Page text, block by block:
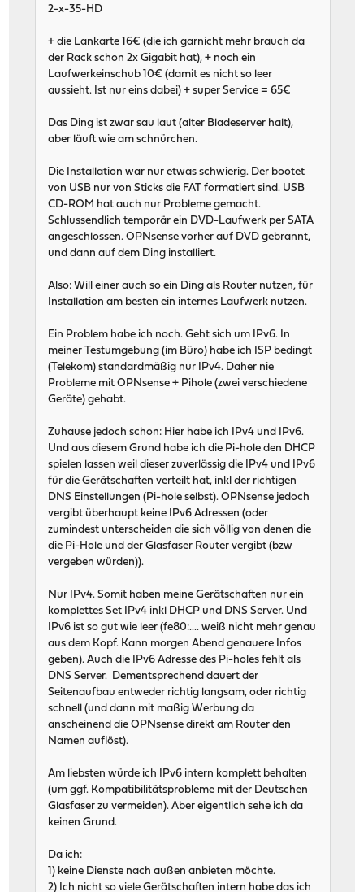
2-x-35-HD
+ die Lankarte 16€ (die ich garnicht mehr brauch da
der Rack schon 2x Gigabit hat), + noch ein
Laufwerkeinschub 10€ (damit es nicht so leer
aussieht. Ist nur eins dabei) + super Service = 65€
Das Ding ist zwar sau laut (alter Bladeserver halt),
aber läuft wie am schnürchen.
Die Installation war nur etwas schwierig. Der bootet
von USB nur von Sticks die FAT formatiert sind. USB
CD-ROM hat auch nur Probleme gemacht.
Schlussendlich temporär ein DVD-Laufwerk per SATA
angeschlossen. OPNsense vorher auf DVD gebrannt,
und dann auf dem Ding installiert.
Also: Will einer auch so ein Ding als Router nutzen, für
Installation am besten ein internes Laufwerk nutzen.
Ein Problem habe ich noch. Geht sich um IPv6. In
meiner Testumgebung (im Büro) habe ich ISP bedingt
(Telekom) standardmäßig nur IPv4. Daher nie
Probleme mit OPNsense + Pihole (zwei verschiedene
Geräte) gehabt.
Zuhause jedoch schon: Hier habe ich IPv4 und IPv6.
Und aus diesem Grund habe ich die Pi-hole den DHCP
spielen lassen weil dieser zuverlässig die IPv4 und IPv6
für die Gerätschaften verteilt hat, inkl der richtigen
DNS Einstellungen (Pi-hole selbst). OPNsense jedoch
vergibt überhaupt keine IPv6 Adressen (oder
zumindest unterscheiden die sich völlig von denen die
die Pi-Hole und der Glasfaser Router vergibt (bzw
vergeben würden)).
Nur IPv4. Somit haben meine Gerätschaften nur ein
komplettes Set IPv4 inkl DHCP und DNS Server. Und
IPv6 ist so gut wie leer (fe80:.... weiß nicht mehr genau
aus dem Kopf. Kann morgen Abend genauere Infos
geben). Auch die IPv6 Adresse des Pi-holes fehlt als
DNS Server. Dementsprechend dauert der
Seitenaufbau entweder richtig langsam, oder richtig
schnell (und dann mit maßig Werbung da
anscheinend die OPNsense direkt am Router den
Namen auflöst).
Am liebsten würde ich IPv6 intern komplett behalten
(um ggf. Kompatibilitätsprobleme mit der Deutschen
Glasfaser zu vermeiden). Aber eigentlich sehe ich da
keinen Grund.
Da ich:
1) keine Dienste nach außen anbieten möchte.
2) Ich nicht so viele Gerätschaften intern habe das ich